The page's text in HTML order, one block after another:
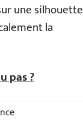
une silhouette
la
pas ?